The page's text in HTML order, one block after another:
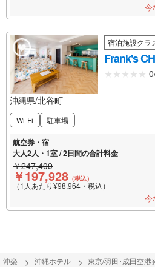
今
宿泊施設クラ
Frank's
沖縄県/北谷町
Wi-Fi 駐車場
航空券・宿
大人2人・1室 / 2日間の合計料金
￥247,409
￥197,928 （税込）
（1人あたり¥98,964・税込）
今
沖楽 沖縄ホテル 東京/羽田･成田空